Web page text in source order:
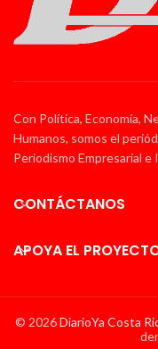
Con Política, Economía,
Humanos, somos el
Periodismo Empresarial
CONTÁCTANOS
APOYA EL
© 2026DiarioYa Costa